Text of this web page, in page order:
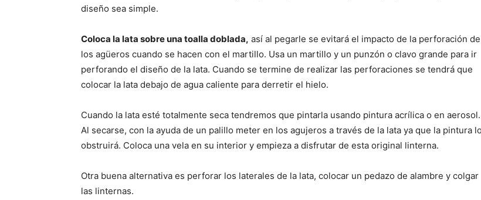
diseño sea simple.
Coloca la lata sobre una toalla doblada, así al pegarle se evitará el impacto de la perforación de
los agüeros cuando se hacen con el martillo. Usa un martillo y un punzón o clavo grande para ir
perforando el diseño de la lata. Cuando se termine de realizar las perforaciones se tendrá que
colocar la lata debajo de agua caliente para derretir el hielo.
Cuando la lata esté totalmente seca tendremos que pintarla usando pintura acrílica o en aerosol.
Al secarse, con la ayuda de un palillo meter en los agujeros a través de la lata ya que la pintura
obstruirá. Coloca una vela en su interior y empieza a disfrutar de esta original linterna.
Otra buena alternativa es perforar los laterales de la lata, colocar un pedazo de alambre y colgar
las linternas.